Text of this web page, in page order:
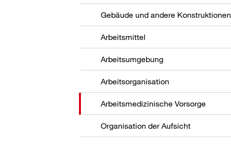
Gebäude und andere Konstruktionen
Arbeitsmittel
Arbeitsumgebung
Arbeitsorganisation
Arbeitsmedizinische Vorsorge
Organisation der Aufsicht